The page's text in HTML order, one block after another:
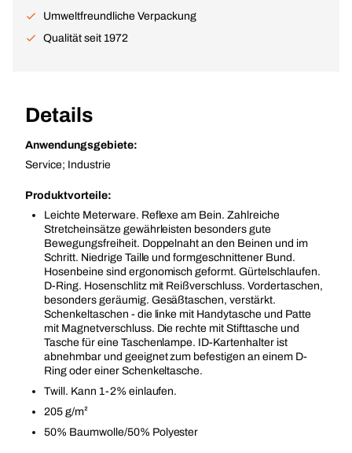
Umweltfreundliche Verpackung
Qualität seit 1972
Details
Anwendungsgebiete:
Service; Industrie
Produktvorteile:
Leichte Meterware. Reflexe am Bein. Zahlreiche
Stretcheinsätze gewährleisten besonders gute
Bewegungsfreiheit. Doppelnaht an den Beinen und im
Schritt. Niedrige Taille und formgeschnittener Bund.
Hosenbeine sind ergonomisch geformt. Gürtelschlaufen.
D-Ring. Hosenschlitz mit Reißverschluss. Vordertaschen,
besonders geräumig. Gesäßtaschen, verstärkt.
Schenkeltaschen - die linke mit Handytasche und Patte
mit Magnetverschluss. Die rechte mit Stifttasche und
Tasche für eine Taschenlampe. ID-Kartenhalter ist
abnehmbar und geeignet zum befestigen an einem D-
Ring oder einer Schenkeltasche.
Twill. Kann 1-2% einlaufen.
205 g/m²
50% Baumwolle/50% Polyester